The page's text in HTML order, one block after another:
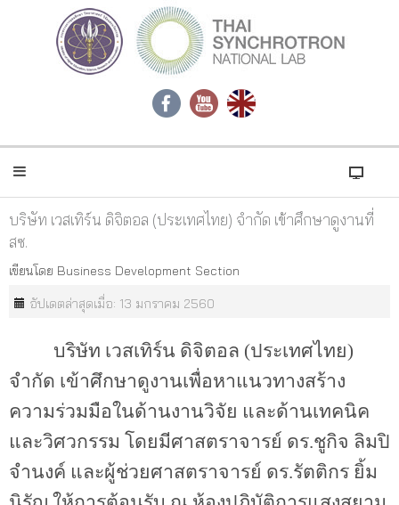
บริษัท เวสเทิร์น ดิจิตอล (ประเทศไทย) จำกัด เข้าศึกษาดูงานที่
สซ.
เขียนโดย Business Development Section
อัปเดตล่าสุดเมื่อ: 13 มกราคม 2560
บริษัท เวสเทิร์น ดิจิตอล (ประเทศไทย)
จำกัด เข้าศึกษาดูงานเพื่อหาแนวทางสร้าง
ความร่วมมือในด้านงานวิจัย และด้านเทคนิค
และวิศวกรรม โดยมีศาสตราจารย์ ดร.ชูกิจ ลิมปิ
จำนงค์ และผู้ช่วยศาสตราจารย์ ดร.รัตติกร ยิ้ม